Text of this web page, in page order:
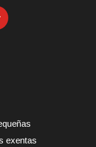
exentas